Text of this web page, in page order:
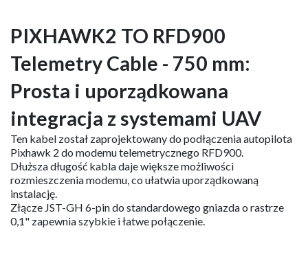
PIXHAWK2 TO RFD900
Telemetry Cable - 750 mm:
Prosta i uporządkowana
integracja z systemami UAV
Ten kabel został zaprojektowany do podłączenia autopilota
Pixhawk 2 do modemu telemetrycznego RFD900.
Dłuższa długość kabla daje większe możliwości
rozmieszczenia modemu, co ułatwia uporządkowaną
instalację.
Złącze JST-GH 6-pin do standardowego gniazda o rastrze
0,1" zapewnia szybkie i łatwe połączenie.